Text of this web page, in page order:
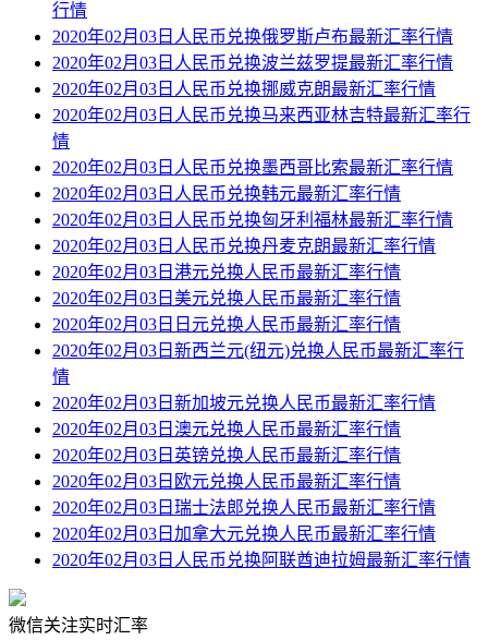
行情
2020年02月03日人民币兑换俄罗斯卢布最新汇率行情
2020年02月03日人民币兑换波兰兹罗提最新汇率行情
2020年02月03日人民币兑换挪威克朗最新汇率行情
2020年02月03日人民币兑换马来西亚林吉特最新汇率行
情
2020年02月03日人民币兑换墨西哥比索最新汇率行情
2020年02月03日人民币兑换韩元最新汇率行情
2020年02月03日人民币兑换匈牙利福林最新汇率行情
2020年02月03日人民币兑换丹麦克朗最新汇率行情
2020年02月03日港元兑换人民币最新汇率行情
2020年02月03日美元兑换人民币最新汇率行情
2020年02月03日日元兑换人民币最新汇率行情
2020年02月03日新西兰元(纽元)兑换人民币最新汇率行
情
2020年02月03日新加坡元兑换人民币最新汇率行情
2020年02月03日澳元兑换人民币最新汇率行情
2020年02月03日英镑兑换人民币最新汇率行情
2020年02月03日欧元兑换人民币最新汇率行情
2020年02月03日瑞士法郎兑换人民币最新汇率行情
2020年02月03日加拿大元兑换人民币最新汇率行情
2020年02月03日人民币兑换阿联酋迪拉姆最新汇率行情
微信关注实时汇率